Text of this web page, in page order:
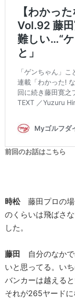
前回のお話はこちら
時松藤田プロの場
のくらいは飛ばさ
した。
藤田 自分のなか
いと思ってる。い
バンカーは越える
それが265ヤード